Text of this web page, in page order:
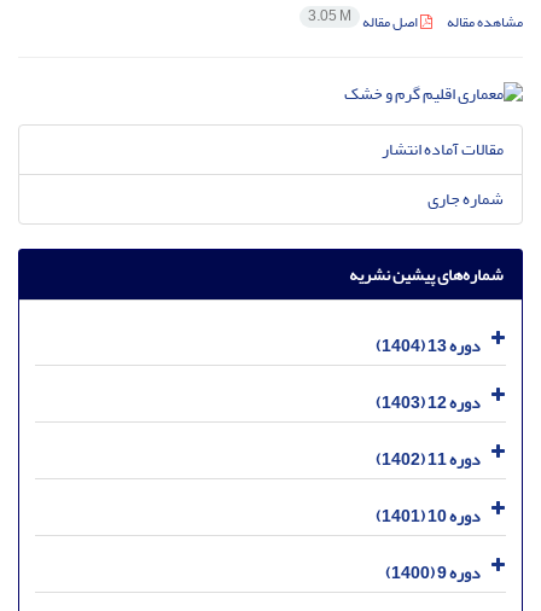
مشاهده مقاله اصل مقاله 3.05 M
مقالات آماده انتشار
شماره جاری
شماره‌های پیشین نشریه
دوره 13 (1404)
دوره 12 (1403)
دوره 11 (1402)
دوره 10 (1401)
دوره 9 (1400)